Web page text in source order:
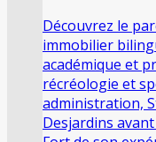
Découvrez le
immobilier
académique et
récréologie et
administration,
Desjardins